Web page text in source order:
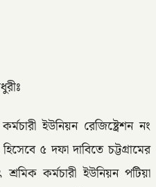
ইউনিয়ন রেজিষ্ট্রেশন নং
৫ দফা দাবিতে চট্টগ্রামের
কর্মচারী ইউনিয়ন পটিয়া